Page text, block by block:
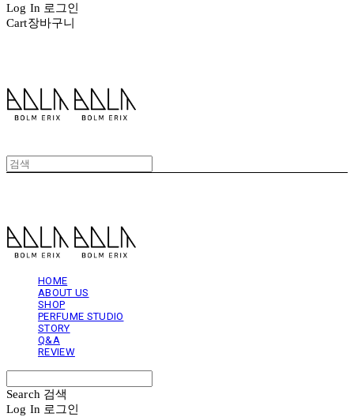
Log In 로그인
Cart장바구니
HOME
ABOUT US
SHOP
PERFUME STUDIO
STORY
Q&A
REVIEW
Search 검색
Log In 로그인